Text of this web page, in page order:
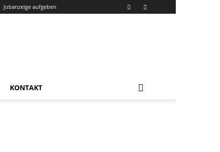
Jobanzeige aufgeben
KONTAKT